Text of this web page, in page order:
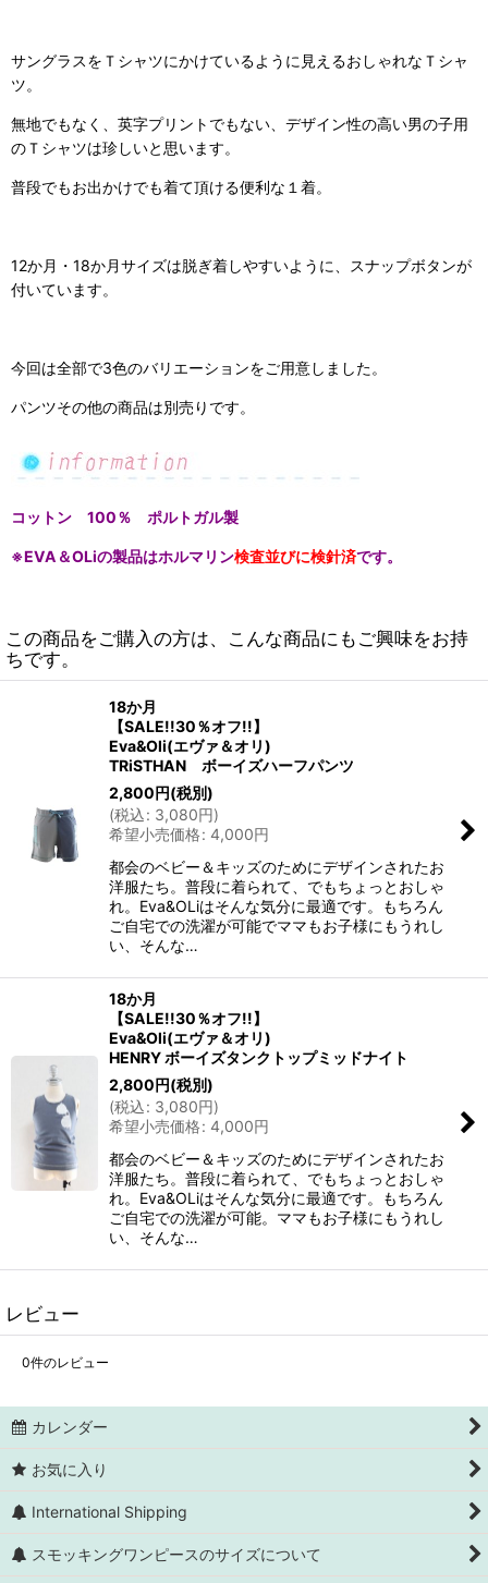
サングラスをＴシャツにかけているように見えるおしゃれなＴシャ
ツ。
無地でもなく、英字プリントでもない、デザイン性の高い男の子用
のＴシャツは珍しいと思います。
普段でもお出かけでも着て頂ける便利な１着。
12か月・18か月サイズは脱ぎ着しやすいように、スナップボタンが
付いています。
今回は全部で3色のバリエーションをご用意しました。
パンツその他の商品は別売りです。
コットン 100％ ポルトガル製
※EVA＆OLiの製品はホルマリン検査並びに検針済です。
この商品をご購入の方は、こんな商品にもご興味をお持
ちです。
18か月
【SALE!!30％オフ!!】
Eva&Oli(エヴァ＆オリ)
TRiSTHAN ボーイズハーフパンツ
2,800円(税別)
(税込: 3,080円)
希望小売価格: 4,000円
都会のベビー＆キッズのためにデザインされたお
洋服たち。普段に着られて、でもちょっとおしゃ
れ。Eva&OLiはそんな気分に最適です。もちろん
ご自宅での洗濯が可能でママもお子様にもうれし
い、そんな…
18か月
【SALE!!30％オフ!!】
Eva&Oli(エヴァ＆オリ)
HENRY ボーイズタンクトップミッドナイト
2,800円(税別)
(税込: 3,080円)
希望小売価格: 4,000円
都会のベビー＆キッズのためにデザインされたお
洋服たち。普段に着られて、でもちょっとおしゃ
れ。Eva&OLiはそんな気分に最適です。もちろん
ご自宅での洗濯が可能。ママもお子様にもうれし
い、そんな…
レビュー
0件のレビュー
カレンダー
お気に入り
International Shipping
スモッキングワンピースのサイズについて